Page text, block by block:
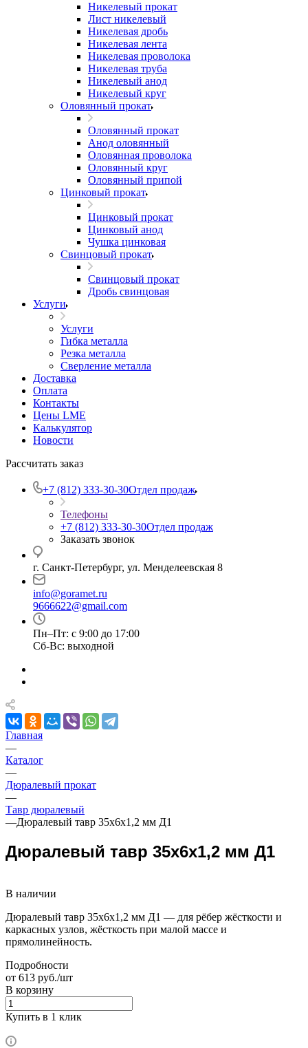
Никелевый прокат
Лист никелевый
Никелевая дробь
Никелевая лента
Никелевая проволока
Никелевая труба
Никелевый анод
Никелевый круг
Оловянный прокат
Оловянный прокат
Анод оловянный
Оловянная проволока
Оловянный круг
Оловянный припой
Цинковый прокат
Цинковый прокат
Цинковый анод
Чушка цинковая
Свинцовый прокат
Свинцовый прокат
Дробь свинцовая
Услуги
Услуги
Гибка металла
Резка металла
Сверление металла
Доставка
Оплата
Контакты
Цены LME
Калькулятор
Новости
Рассчитать заказ
+7 (812) 333-30-30Отдел продаж
Телефоны
+7 (812) 333-30-30Отдел продаж
Заказать звонок
г. Санкт-Петербург, ул. Менделеевская 8
info@goramet.ru
9666622@gmail.com
Пн–Пт: с 9:00 до 17:00
Сб-Вс: выходной
Главная
—
Каталог
—
Дюралевый прокат
—
Тавр дюралевый
—Дюралевый тавр 35х6х1,2 мм Д1
Дюралевый тавр 35х6х1,2 мм Д1
В наличии
Дюралевый тавр 35х6х1,2 мм Д1 — для рёбер жёсткости и
каркасных узлов, жёсткость при малой массе и
прямолинейность.
Подробности
от 613 руб./шт
В корзину
Купить в 1 клик